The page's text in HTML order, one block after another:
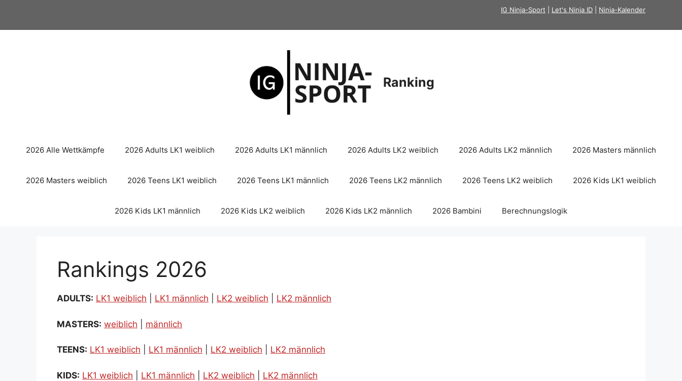
springen
IG Ninja-Sport Let's Ninja ID Ninja-Kalender
Ranking
2026 Alle Wettkämpfe 2026 Adults LK1 weiblich 2026 Adults LK1 männlich 2026 Adults LK2 weiblich 2026 Adults LK2 männlich 2026 Masters männlich
2026 Masters weiblich 2026 Teens LK1 weiblich 2026 Teens LK1 männlich 2026 Teens LK2 männlich 2026 Teens LK2 weiblich 2026 Kids LK1 weiblich
2026 Kids LK1 männlich 2026 Kids LK2 weiblich 2026 Kids LK2 männlich 2026 Bambini Berechnungslogik
Rankings 2026
ADULTS: LK1 weiblich LK1 männlich LK2 weiblich LK2 männlich
MASTERS: weiblich männlich
TEENS: LK1 weiblich LK1 männlich LK2 weiblich LK2 männlich
KIDS: LK1 weiblich LK1 männlich LK2 weiblich LK2 männlich